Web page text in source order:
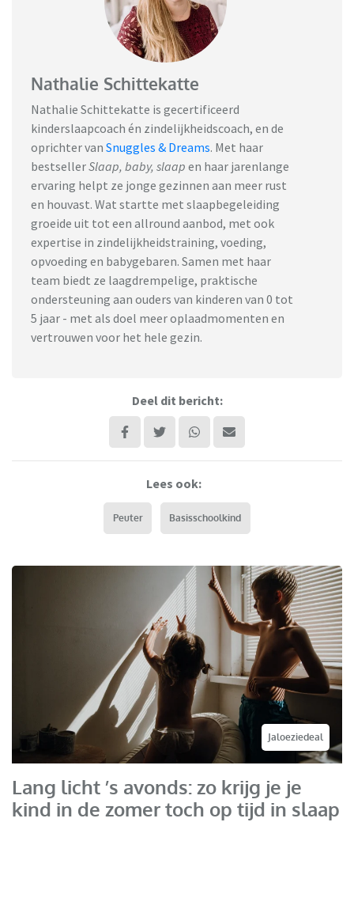
Nathalie Schittekatte
Nathalie Schittekatte is gecertificeerd
kinderslaapcoach én zindelijkheidscoach, en de
oprichter van Snuggles & Dreams. Met haar
bestsellerSlaap, baby, slaap en haar jarenlange
ervaring helpt ze jonge gezinnen aan meer rust
en houvast. Wat startte met slaapbegeleiding
groeide uit tot een allround aanbod, met ook
expertise in zindelijkheidstraining, voeding,
opvoeding en babygebaren. Samen met haar
team biedt ze laagdrempelige, praktische
ondersteuning aan ouders van kinderen van 0 tot
5 jaar - met als doel meer oplaadmomenten en
vertrouwen voor het hele gezin.
Deel dit bericht:
Lees ook:
Peuter Basisschoolkind
Jaloeziedeal
Lang licht ’s avonds: zo krijg je je
kind in de zomer toch op tijd in slaap